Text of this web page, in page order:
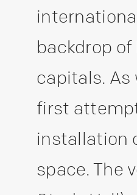
backdrop of
capitals. As
first
installation
space. The